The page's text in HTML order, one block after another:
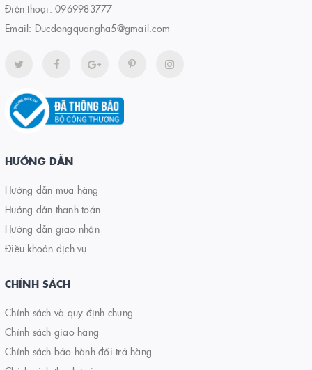
Điện thoại: 0969983777
Email: Ducdongquangha5@gmail.com
HƯỚNG DẪN
Hướng dẫn mua hàng
Hướng dẫn thanh toán
Hướng dẫn giao nhận
Điều khoản dịch vụ
CHÍNH SÁCH
Chính sách và quy định chung
Chính sách giao hàng
Chính sách bảo hành đổi trả hàng